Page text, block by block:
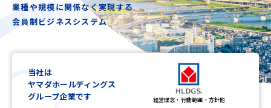
業種や規模に関係なく実現する
会員制ビジネスシステム
当社は
ヤマダホールディングス
グループ企業です
経営理念・行動範囲・方針他